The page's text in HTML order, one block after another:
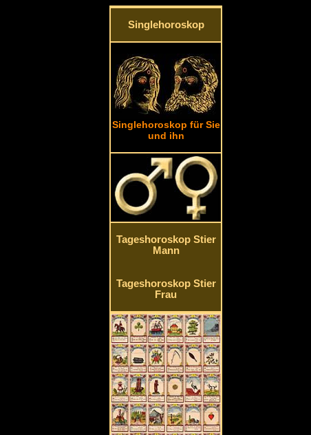
Singlehoroskop
Singlehoroskop für Sie
und ihn
Tageshoroskop Stier
Mann
Tageshoroskop Stier
Frau